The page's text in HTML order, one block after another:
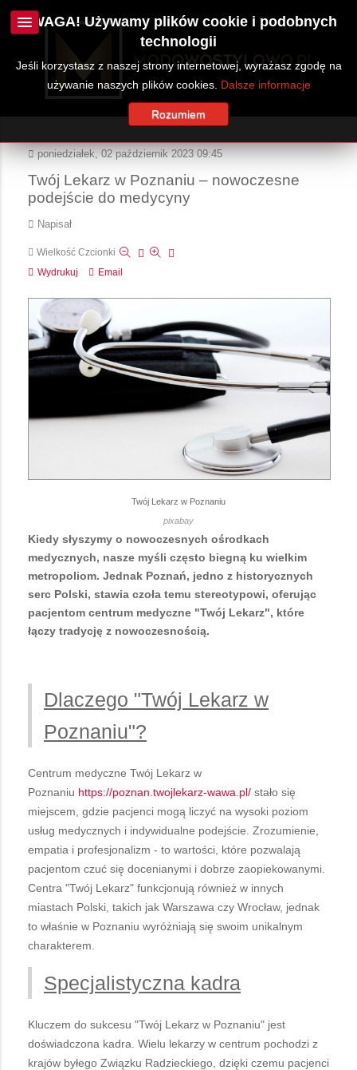
poniedziałek, 02 październik 2023 09:45
Twój Lekarz w Poznaniu – nowoczesne
podejście do medycyny
Napisał
Wielkość Czcionki
Wydrukuj
Email
Twój Lekarz w Poznaniu
pixabay
Kiedy słyszymy o nowoczesnych ośrodkach
medycznych, nasze myśli często biegną ku wielkim
metropoliom. Jednak Poznań, jedno z historycznych
serc Polski, stawia czoła temu stereotypowi, oferując
pacjentom centrum medyczne "Twój Lekarz", które
łączy tradycję z nowoczesnością.
Dlaczego "Twój Lekarz w
Poznaniu"?
Centrum medyczne Twój Lekarz w
Poznaniu https://poznan.twojlekarz-wawa.pl/ stało się
miejscem, gdzie pacjenci mogą liczyć na wysoki poziom
usług medycznych i indywidualne podejście. Zrozumienie,
empatia i profesjonalizm - to wartości, które pozwalają
pacjentom czuć się docenianymi i dobrze zaopiekowanymi.
Centra "Twój Lekarz" funkcjonują również w innych
miastach Polski, takich jak Warszawa czy Wrocław, jednak
to właśnie w Poznaniu wyróżniają się swoim unikalnym
charakterem.
Specjalistyczna kadra
Kluczem do sukcesu "Twój Lekarz w Poznaniu" jest
doświadczona kadra. Wielu lekarzy w centrum pochodzi z
krajów byłego Związku Radzieckiego, dzięki czemu pacjenci
UWAGA! Używamy plików cookie i podobnych
technologii
Jeśli korzystasz z naszej strony internetowej, wyrażasz zgodę na
używanie naszych plików cookies. Dalsze informacje
Rozumiem